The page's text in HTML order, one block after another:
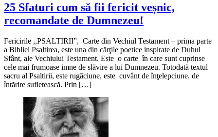
25 Sfaturi cum să fii fericit veșnic,
recomandate de Dumnezeu!
Fericirile ,,PSALTIRII”, Carte din Vechiul Testament – prima parte
a Bibliei Psaltirea, este una din cărţile poetice inspirate de Duhul
Sfânt, ale Vechiului Testament. Este o carte în care sunt cuprinse
cele mai frumoase imne de slăvire a lui Dumnezeu. Totodată textul
sacru al Psaltirii, este rugăciune, este cuvânt de înţelepciune, de
întărire sufletească. Prin […]